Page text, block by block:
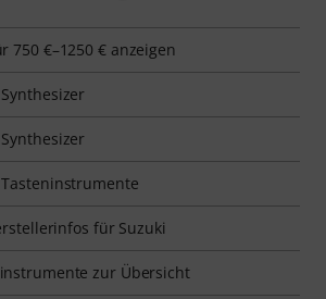
750 €–1250 € anzeigen
für Suzuki
zur Übersicht